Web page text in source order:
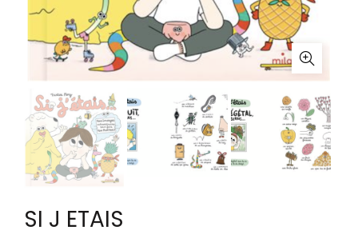
SI J ETAIS